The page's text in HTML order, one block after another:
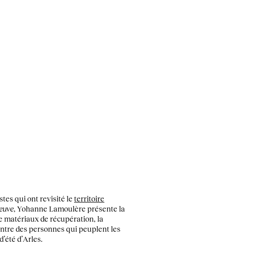
qui ont revisité leterritoire
, Yohanne Lamoulère présente la
matériaux de récupération, la
des personnes qui peuplent les
d’Arles.